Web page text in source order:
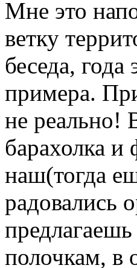
Мне это
ветку
беседа,
примера.
не реально!
барахолка и
наш(тогда
радовались
полочкам,